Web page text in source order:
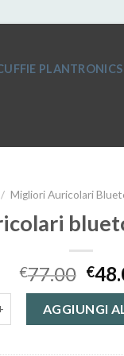
PLANTRONICS
/ Migliori Auricolari
€77.00 €
AGGIUNGI